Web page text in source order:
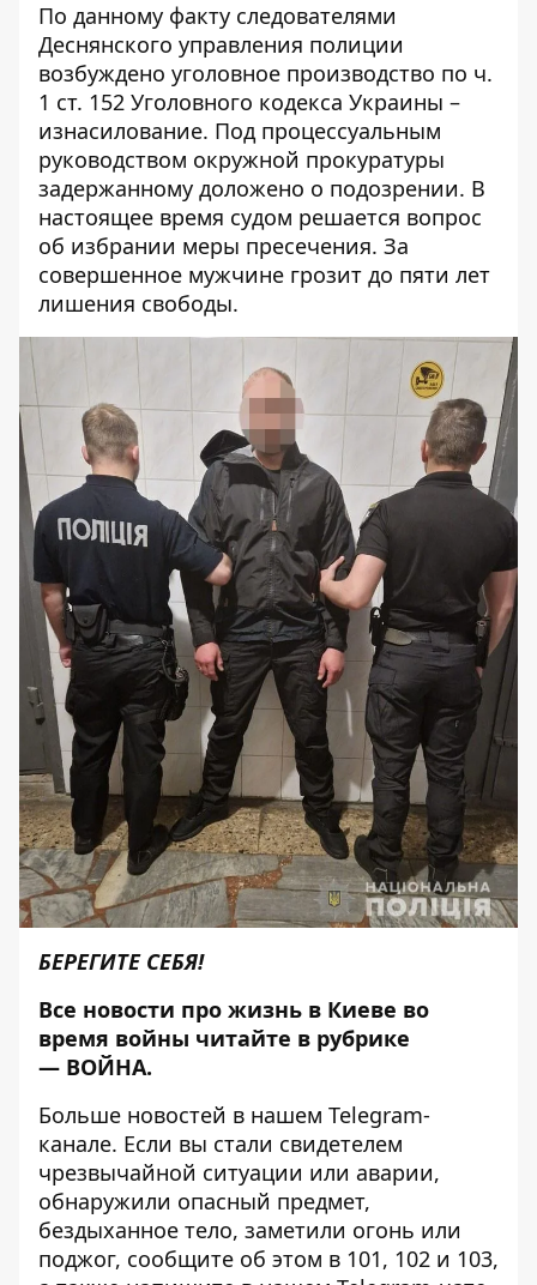
По данному факту следователями
Деснянского управления полиции
возбуждено уголовное производство по ч.
1 ст. 152 Уголовного кодекса Украины –
изнасилование. Под процессуальным
руководством окружной прокуратуры
задержанному доложено о подозрении. В
настоящее время судом решается вопрос
об избрании меры пресечения. За
совершенное мужчине грозит до пяти лет
лишения свободы.
БЕРЕГИТЕ СЕБЯ!
Все новости про жизнь в Киеве во
время войны читайте в рубрике
— ВОЙНА.
Больше новостей в нашем Telegram-
канале. Если вы стали свидетелем
чрезвычайной ситуации или аварии,
обнаружили опасный предмет,
бездыханное тело, заметили огонь или
поджог, сообщите об этом в 101, 102 и 103,